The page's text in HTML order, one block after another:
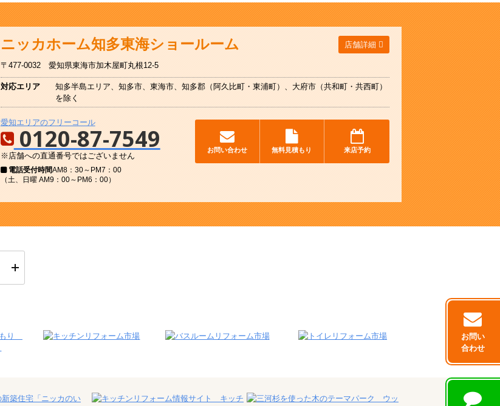
ニッカホーム知多東海ショールーム 店舗詳細
〒477-0032 愛知県東海市加木屋町丸根12-5
対応エリア
知多半島エリア、知多市、東海市、知多郡（阿久比町・東浦町）、大府市（共和町・共西町）
を除く
愛知エリアのフリーコール
0120-87-7549
※店舗への直通番号ではございません
電話受付時間AM8：30～PM7：00
（土、日曜 AM9：00～PM6：00）
お問い合わせ 無料見積もり 来店予約
お問い
合わせ